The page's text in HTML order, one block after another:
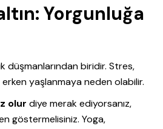
Yorgunluğa
düşmanlarından biridir. Stres,
yaşlanmaya neden olabilir.
olur diye merak ediyorsanız,
göstermelisiniz. Yoga,